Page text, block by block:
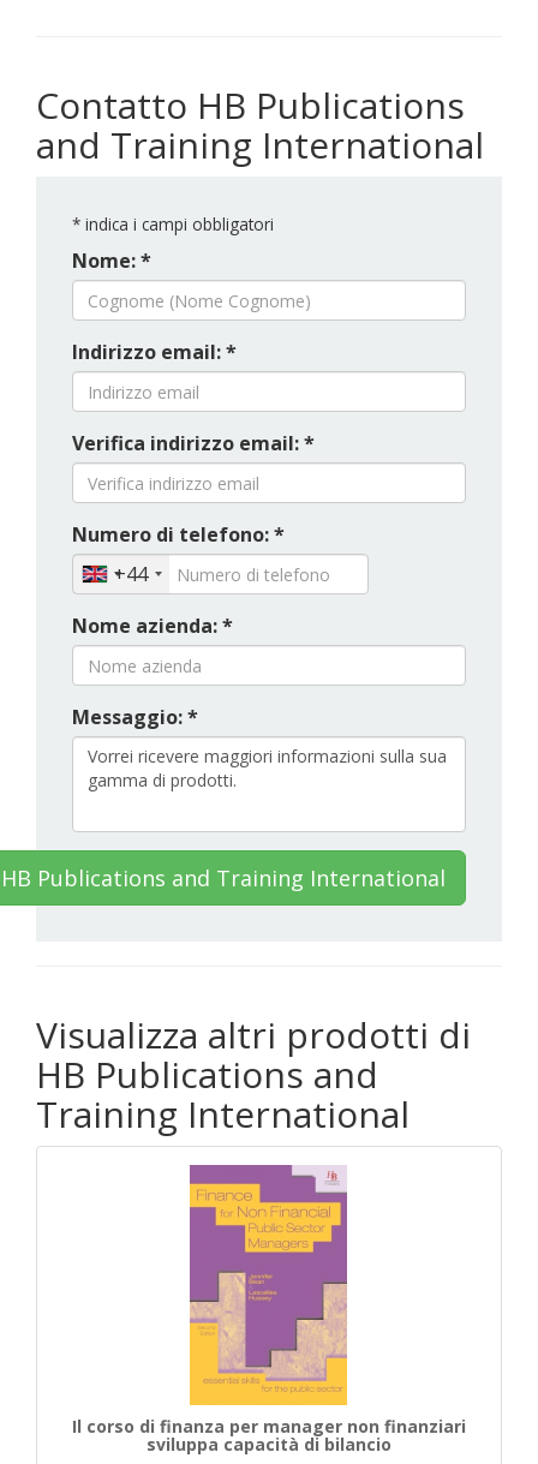
Contatto HB Publications
and Training International
* indica i campi obbligatori
Nome: *
Indirizzo email: *
Verifica indirizzo email: *
Numero di telefono: *
+44
Nome azienda: *
Messaggio: *
Publications and Training International
Visualizza altri prodotti di
HB Publications and
Training International
Il corso di finanza per manager non finanziari
sviluppa capacità di bilancio